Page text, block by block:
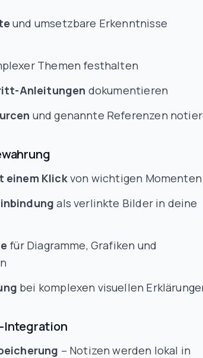
und umsetzbare Erkenntnisse
Themen festhalten
Anleitungen dokumentieren
und genannte Referenzen
einem Klickvon wichtigen Momenten
als verlinkte Bilder in deine
für Diagramme, Grafiken und
bei komplexen visuellen
Integration
– Notizen werden lokal in